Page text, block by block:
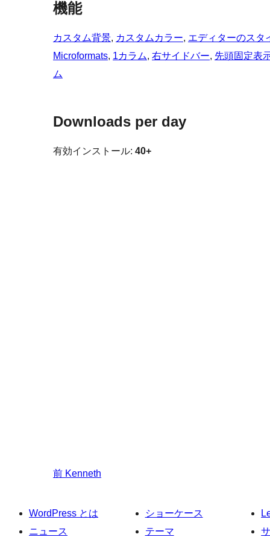
機能
カスタム背景, カスタムカラー, エディターのスタ
Microformats, 1カラム, 右サイドバー, 先頭固定表
ム
Downloads per day
有効インストール: 40+
前 Kenneth
WordPress とは
ニュース
ショーケース
テーマ